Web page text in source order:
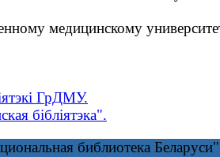
медицинскому
ГрДМУ.
бібліятэка".
библиотека